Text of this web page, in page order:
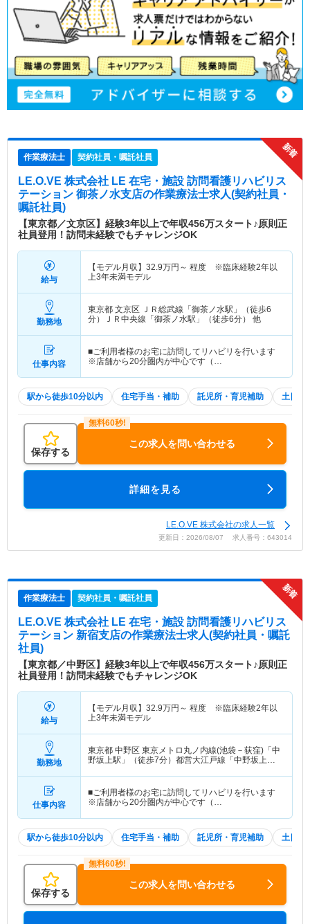
作業療法士 契約社員・嘱託社員
LE.O.VE 株式会社 LE 在宅・施設 訪問看護リハビリス
テーション 御茶ノ水支店の作業療法士求人(契約社員・
嘱託社員)
【東京都／文京区】経験3年以上で年収456万スタート♪原則正
社員登用！訪問未経験でもチャレンジOK
給与
【モデル月収】 32.9万円～ 程度 ※臨床経験2年以
上3年未満モデル
勤務地
東京都 文京区 ＪＲ総武線「御茶ノ水駅」（徒歩6
分）ＪＲ中央線「御茶ノ水駅」（徒歩6分） 他
仕事内容
■ご利用者様のお宅に訪問してリハビリを行います
※店舗から20分圏内が中心です（…
駅から徒歩10分以内 住宅手当・補助 託児所・育児補助 土日祝
保存する
この求人を問い合わせる
詳細を見る
LE.O.VE 株式会社の求人一覧
更新日：2026/08/07 求人番号：643014
作業療法士 契約社員・嘱託社員
LE.O.VE 株式会社 LE 在宅・施設 訪問看護リハビリス
テーション 新宿支店の作業療法士求人(契約社員・嘱託
社員)
【東京都／中野区】経験3年以上で年収456万スタート♪原則正
社員登用！訪問未経験でもチャレンジOK
給与
【モデル月収】 32.9万円～ 程度 ※臨床経験2年以
上3年未満モデル
勤務地
東京都 中野区 東京メトロ丸ノ内線(池袋－荻窪)「中
野坂上駅」（徒歩7分）都営大江戸線「中野坂上
仕事内容
■ご利用者様のお宅に訪問してリハビリを行います
※店舗から20分圏内が中心です（…
駅から徒歩10分以内 住宅手当・補助 託児所・育児補助 土日祝
保存する
この求人を問い合わせる